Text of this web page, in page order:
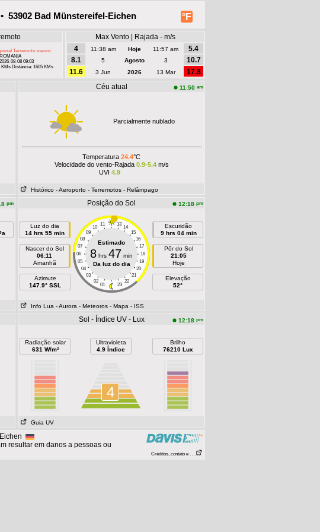
°F
53902 Bad Münstereifel-Eichen
Terremoto menor
ROMANIA
08-08 09:03
KMs Distância: 1605 KMs
Max Vento | Rajada - m/s
4
11:38 am Hoje 11:57 am
5.4
8.1
5 Agosto 3
10.7
11.6
3 Jun 2026 13 Mar
17.8
Céu atual 11:50 am
Parcialmente nublado
Temperatura 24.4°C
Velocidade do vento-Rajada 0.9-5.4m/s
UVI 4.9
Histórico - Aeroporto - Terremotos - Relâmpago
pm Posição do Sol 12:18 pm
Luz do dia
14 hrs 55 min
Nascer do Sol
06:11
Amanhã
Azimute
147.9° SSL
11 13
10
14
09
15
08
16
07
17
06
18
05
19
04
20
03
21
02
22
01 23
Estimado
8 hrs 47 min
Da luz do dia
Escuridão
9 hrs 04 min
Pôr do Sol
21:05
Hoje
Elevação
52°
Info Lua - Aurora - Meteoros - Mapa - ISS
Sol - Índice UV - Lux 12:18 pm
Radiação solar
631 W/m²
Ultravioleta
4.9 Índice
4
Brilho
76210 Lux
Guia UV
resultar em danos a pessoas ou
Créditos, contato e . . .